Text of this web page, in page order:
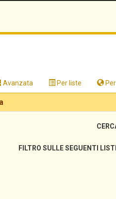
Avanzata Per liste
FILTRO SULLE SEGUENTI